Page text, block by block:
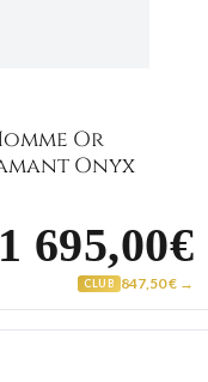
Or
Onyx
1 695,00€
CLUB 847,50 € →
Chevalière Homme